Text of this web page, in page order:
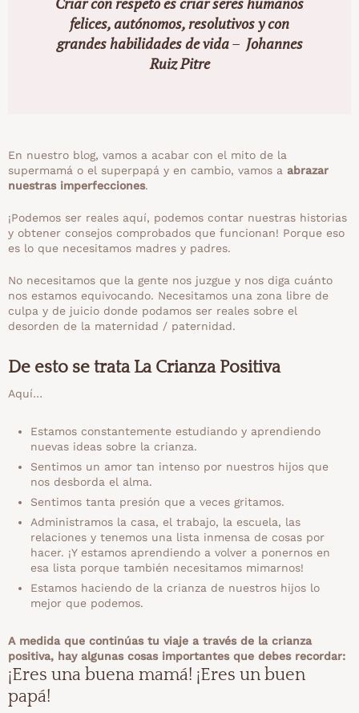
felices, autónomos, resolutivos y con
grandes habilidades de vida– Johannes
Ruiz Pitre
En nuestro blog, vamos a acabar con el mito de la
supermamá o el superpapá y en cambio, vamos a abrazar
nuestras imperfecciones.
¡Podemos ser reales aquí, podemos contar nuestras historias
y obtener consejos comprobados que funcionan! Porque eso
es lo que necesitamos madres y padres.
No necesitamos que la gente nos juzgue y nos diga cuánto
nos estamos equivocando. Necesitamos una zona libre de
culpa y de juicio donde podamos ser reales sobre el
desorden de la maternidad / paternidad.
De esto se trata La Crianza Positiva
Aquí…
Estamos constantemente estudiando y aprendiendo
nuevas ideas sobre la crianza.
Sentimos un amor tan intenso por nuestros hijos que
nos desborda el alma.
Sentimos tanta presión que a veces gritamos.
Administramos la casa, el trabajo, la escuela, las
relaciones y tenemos una lista inmensa de cosas por
hacer. ¡Y estamos aprendiendo a volver a ponernos en
esa lista porque también necesitamos mimarnos!
Estamos haciendo de la crianza de nuestros hijos lo
mejor que podemos.
A medida que continúas tu viaje a través de la crianza
positiva, hay algunas cosas importantes que debes recordar:
¡Eres una buena mamá! ¡Eres un buen
papá!